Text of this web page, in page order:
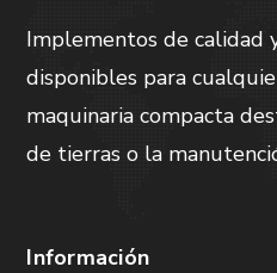
Implementos de calidad
disponibles para
maquinaria compacta
de tierras o la
Información